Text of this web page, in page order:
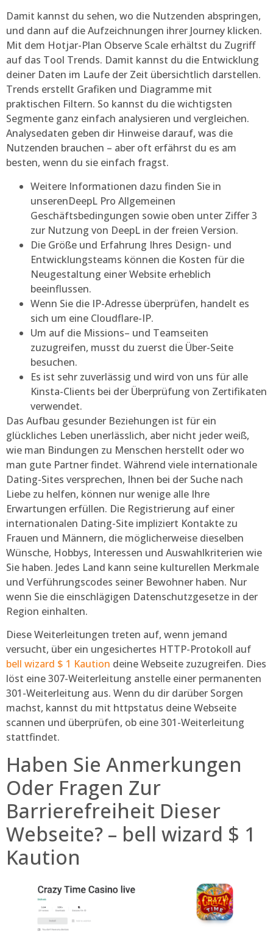
Damit kannst du sehen, wo die Nutzenden abspringen,
und dann auf die Aufzeichnungen ihrer Journey klicken.
Mit dem Hotjar-Plan Observe Scale erhältst du Zugriff
auf das Tool Trends. Damit kannst du die Entwicklung
deiner Daten im Laufe der Zeit übersichtlich darstellen.
Trends erstellt Grafiken und Diagramme mit
praktischen Filtern. So kannst du die wichtigsten
Segmente ganz einfach analysieren und vergleichen.
Analysedaten geben dir Hinweise darauf, was die
Nutzenden brauchen – aber oft erfährst du es am
besten, wenn du sie einfach fragst.
Weitere Informationen dazu finden Sie in
unserenDeepL Pro Allgemeinen
Geschäftsbedingungen sowie oben unter Ziffer 3
zur Nutzung von DeepL in der freien Version.
Die Größe und Erfahrung Ihres Design- und
Entwicklungsteams können die Kosten für die
Neugestaltung einer Website erheblich
beeinflussen.
Wenn Sie die IP-Adresse überprüfen, handelt es
sich um eine Cloudflare-IP.
Um auf die Missions– und Teamseiten
zuzugreifen, musst du zuerst die Über-Seite
besuchen.
Es ist sehr zuverlässig und wird von uns für alle
Kinsta-Clients bei der Überprüfung von Zertifikaten
verwendet.
Das Aufbau gesunder Beziehungen ist für ein
glückliches Leben unerlässlich, aber nicht jeder weiß,
wie man Bindungen zu Menschen herstellt oder wo
man gute Partner findet. Während viele internationale
Dating-Sites versprechen, Ihnen bei der Suche nach
Liebe zu helfen, können nur wenige alle Ihre
Erwartungen erfüllen. Die Registrierung auf einer
internationalen Dating-Site impliziert Kontakte zu
Frauen und Männern, die möglicherweise dieselben
Wünsche, Hobbys, Interessen und Auswahlkriterien wie
Sie haben. Jedes Land kann seine kulturellen Merkmale
und Verführungscodes seiner Bewohner haben. Nur
wenn Sie die einschlägigen Datenschutzgesetze in der
Region einhalten.
Diese Weiterleitungen treten auf, wenn jemand
versucht, über ein ungesichertes HTTP-Protokoll auf
bell wizard $ 1 Kaution deine Webseite zuzugreifen. Dies
löst eine 307-Weiterleitung anstelle einer permanenten
301-Weiterleitung aus. Wenn du dir darüber Sorgen
machst, kannst du mit httpstatus deine Webseite
scannen und überprüfen, ob eine 301-Weiterleitung
stattfindet.
Haben Sie Anmerkungen
Oder Fragen Zur
Barrierefreiheit Dieser
Webseite? – bell wizard $ 1
Kaution